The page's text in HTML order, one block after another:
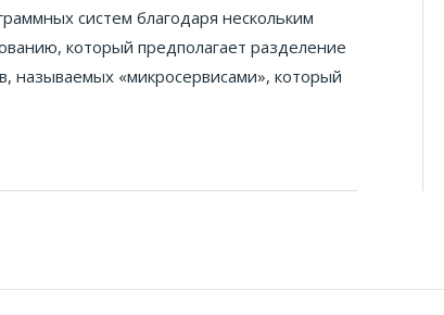
систем благодаря нескольким
который предполагает разделение
называемых «микросервисами», который